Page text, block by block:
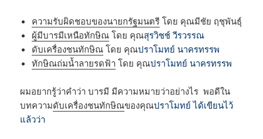
ความรับผิดชอบของนายกรัฐมนตรี โดย คุณมีชัย ฤชุพันธุ์
ผู้มีบารมีเหนือทักษิณ โดย คุณสุรวิชช์ วีรวรรณ
ดับเครื่องชนทักษิณ โดย คุณปราโมทย์ นาครทรรพ
ทักษิณถ่มน้ำลายรดฟ้า โดย คุณปราโมทย์ นาครทรรพ
ผมอยากรู้ว่าคำว่า บารมี มีความหมายว่าอย่างไร พอดีใน
บทความดับเครื่องชนทักษิณของคุณปราโมทย์ ได้เขียนไว้
แล้วว่า